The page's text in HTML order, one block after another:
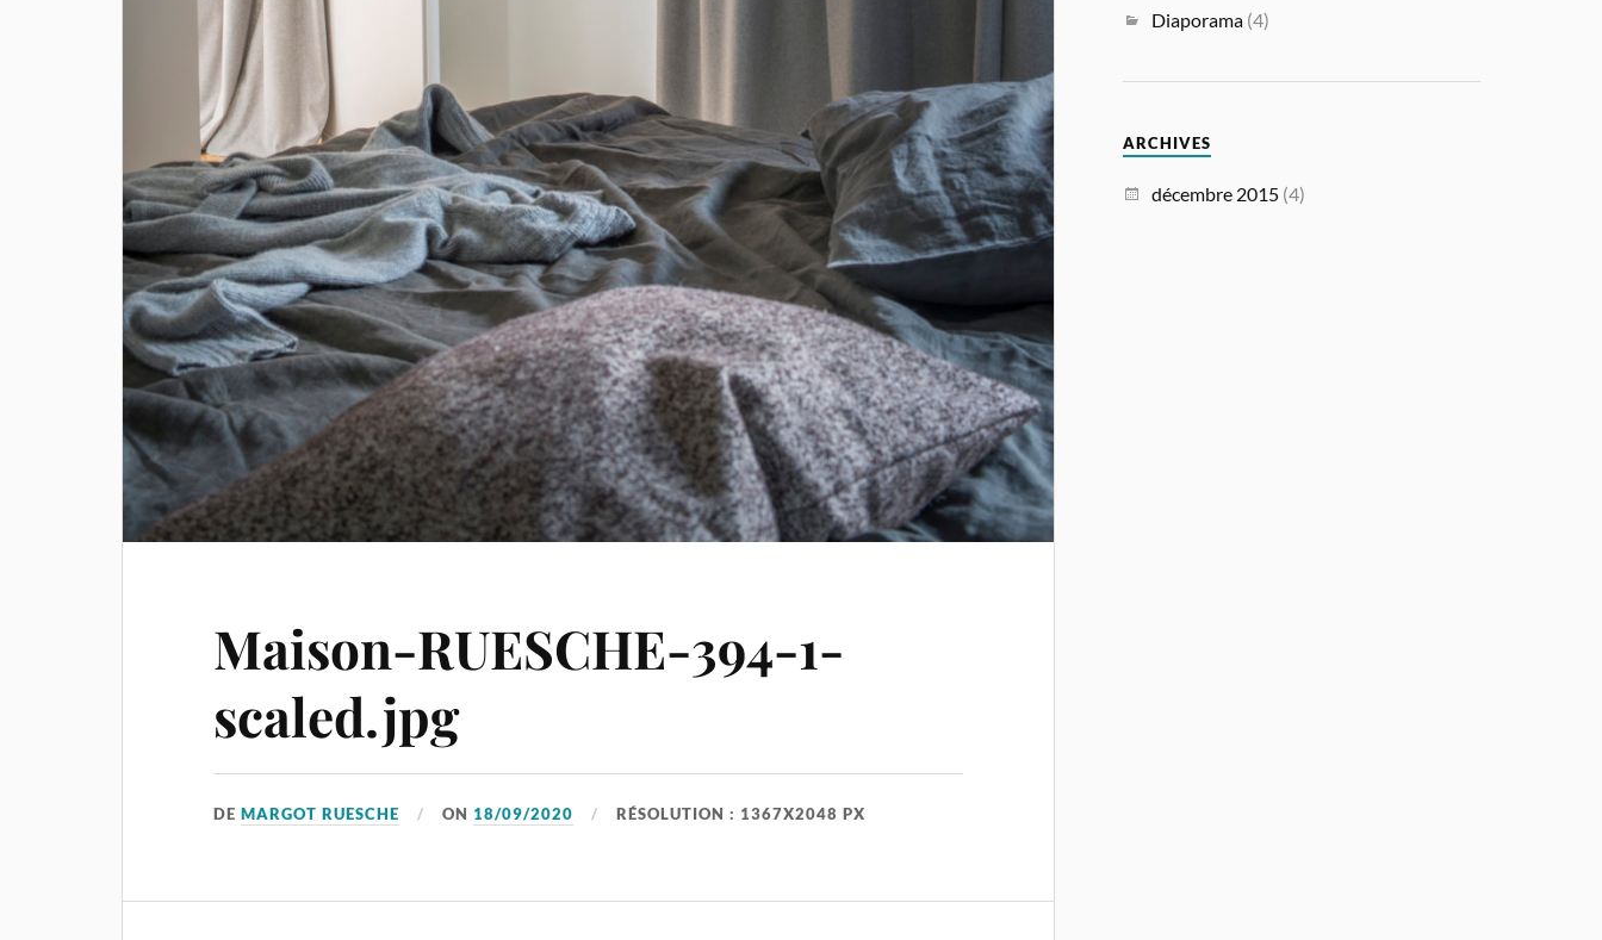
Maison-RUESCHE-394-1-
scaled.jpg
DEMARGOT RUESCHE ON 18/09/2020 RÉSOLUTION : 1367X2048 PX
Diaporama (4)
ARCHIVES
décembre 2015 (4)